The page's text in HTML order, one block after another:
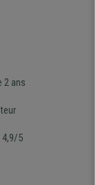
2 ans
4,9/5